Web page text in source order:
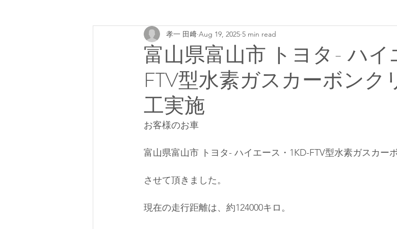
富山県富山市 トヨタ- ハイ
FTV型水素ガスカーボンク
工実施
孝一 田﨑 Aug 19, 2025 5 min read
お客様のお車
富山県富山市 トヨタ- ハイエース・1KD-FTV型水素ガスカー
させて頂きました。
現在の走行距離は、約124000キロ。